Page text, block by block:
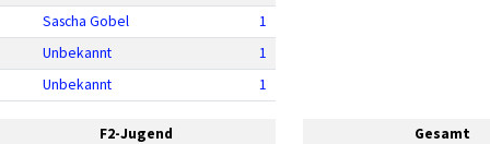
Sascha Gobel
1
Unbekannt
1
Unbekannt
1
F2-Jugend Gesamt